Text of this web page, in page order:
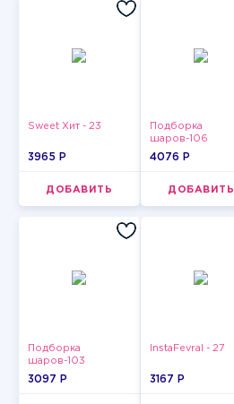
Sweet Хит - 23
3965 P
ДОБАВИТЬ
Подборка
шаров-106
4076 P
ДОБАВИТЬ
Подборка
шаров-103
3097 P
InstaFevral - 27
3167 P